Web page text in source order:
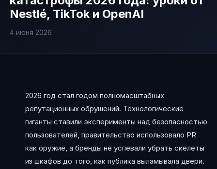
Nestlé, TikTok и OpenAI
4 июня 2026
2026 год стал годом полномасштабных
репутационных обрушений. Технологические
гиганты ставили эксперименты над безопасностью
пользователей, правительство использовало PR
как оружие, а бренды не успевали убрать скелеты
из шкафов до того, как публика выламывала двери.